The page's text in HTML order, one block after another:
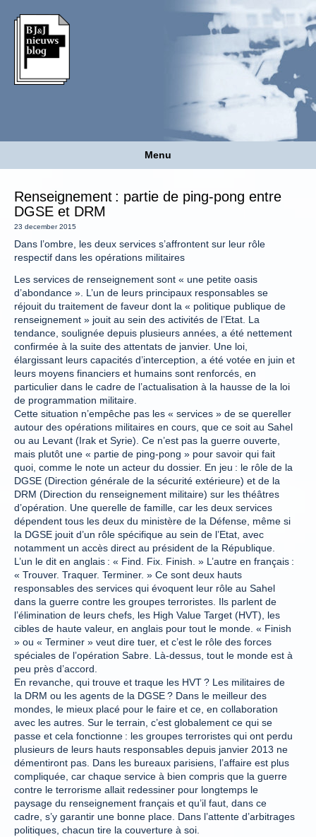
Menu
Renseignement : partie de ping-pong entre
DGSE et DRM
23 december 2015
Dans l’ombre, les deux services s’affrontent sur leur rôle
respectif dans les opérations militaires
Les services de renseignement sont « une petite oasis
d’abondance ». L’un de leurs principaux responsables se
réjouit du traitement de faveur dont la « politique publique de
renseignement » jouit au sein des activités de l’Etat. La
tendance, soulignée depuis plusieurs années, a été nettement
confirmée à la suite des attentats de janvier. Une loi,
élargissant leurs capacités d’interception, a été votée en juin et
leurs moyens financiers et humains sont renforcés, en
particulier dans le cadre de l’actualisation à la hausse de la loi
de programmation militaire.
Cette situation n’empêche pas les « services » de se quereller
autour des opérations militaires en cours, que ce soit au Sahel
ou au Levant (Irak et Syrie). Ce n’est pas la guerre ouverte,
mais plutôt une « partie de ping-pong » pour savoir qui fait
quoi, comme le note un acteur du dossier. En jeu : le rôle de la
DGSE (Direction générale de la sécurité extérieure) et de la
DRM (Direction du renseignement militaire) sur les théâtres
d’opération. Une querelle de famille, car les deux services
dépendent tous les deux du ministère de la Défense, même si
la DGSE jouit d’un rôle spécifique au sein de l’Etat, avec
notamment un accès direct au président de la République.
L’un le dit en anglais : « Find. Fix. Finish. » L’autre en français :
« Trouver. Traquer. Terminer. » Ce sont deux hauts
responsables des services qui évoquent leur rôle au Sahel
dans la guerre contre les groupes terroristes. Ils parlent de
l’élimination de leurs chefs, les High Value Target (HVT), les
cibles de haute valeur, en anglais pour tout le monde. « Finish
» ou « Terminer » veut dire tuer, et c’est le rôle des forces
spéciales de l’opération Sabre. Là-dessus, tout le monde est à
peu près d’accord.
En revanche, qui trouve et traque les HVT ? Les militaires de
la DRM ou les agents de la DGSE ? Dans le meilleur des
mondes, le mieux placé pour le faire et ce, en collaboration
avec les autres. Sur le terrain, c’est globalement ce qui se
passe et cela fonctionne : les groupes terroristes qui ont perdu
plusieurs de leurs hauts responsables depuis janvier 2013 ne
démentiront pas. Dans les bureaux parisiens, l’affaire est plus
compliquée, car chaque service à bien compris que la guerre
contre le terrorisme allait redessiner pour longtemps le
paysage du renseignement français et qu’il faut, dans ce
cadre, s’y garantir une bonne place. Dans l’attente d’arbitrages
politiques, chacun tire la couverture à soi.